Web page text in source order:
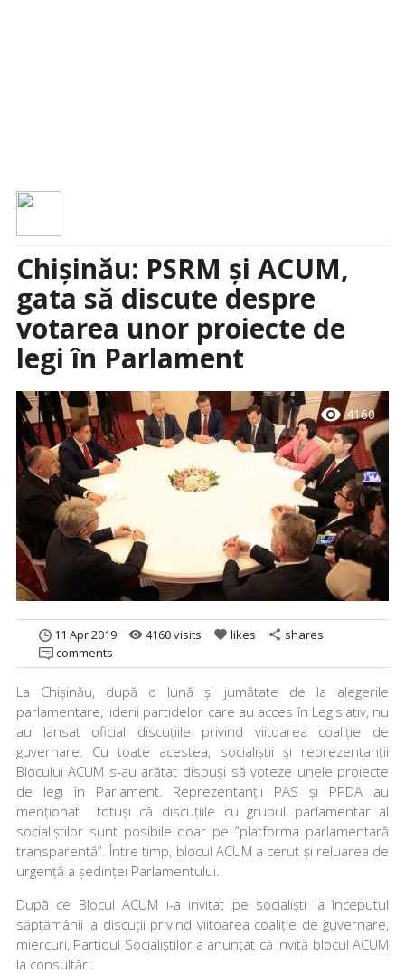
Chișinău: PSRM și ACUM,
gata să discute despre
votarea unor proiecte de
legi în Parlament
visibility 4160
11 Apr 2019 remove_red_eye 4160 visits favorite likes share shares
comments
La Chișinău, după o lună și jumătate de la alegerile
parlamentare, liderii partidelor care au acces în Legislativ, nu
au lansat oficial discuțiile privind viitoarea coaliție de
guvernare. Cu toate acestea, socialiștii și reprezentanții
Blocului ACUM s-au arătat dispuși să voteze unele proiecte
de legi în Parlament. Reprezentanții PAS și PPDA au
menționat totuși că discuțiile cu grupul parlamentar al
socialiștilor sunt posibile doar pe ”platforma parlamentară
transparentă”. Între timp, blocul ACUM a cerut și reluarea de
urgență a ședinței Parlamentului.
După ce Blocul ACUM i-a invitat pe socialiști la începutul
săptămânii la discuții privind viitoarea coaliție de guvernare,
miercuri, Partidul Socialiștilor a anunțat că invită blocul ACUM
la consultări.